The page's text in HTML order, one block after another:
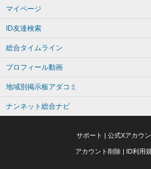
マイページ
ID友達検索
総合タイムライン
プロフィール動画
地域別掲示板アダコミ
ナンネット総合ナビ
サポート | 公式Xアカウン
アカウント削除 | ID利用